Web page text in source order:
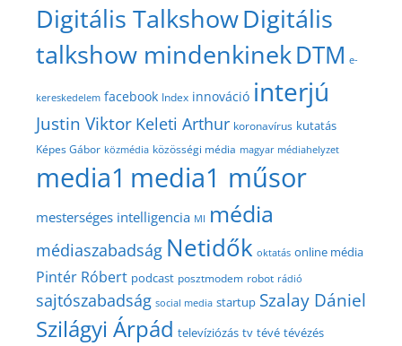
Digitális TalkshowDigitális
talkshow mindenkinekDTM e-
kereskedelem facebook Index innováció interjú
Justin Viktor Keleti Arthur koronavírus kutatás
Képes Gábor közmédia közösségi média magyar médiahelyzet
media1 media1 műsor
mesterséges intelligencia MI média
médiaszabadság Netidők oktatás online média
Pintér Róbert podcast posztmodem robot rádió
sajtószabadság social media startup Szalay Dániel
Szilágyi Árpád televíziózás tv tévé tévézés